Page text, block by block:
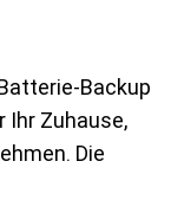
Backup
Ihr Zuhause,
Die